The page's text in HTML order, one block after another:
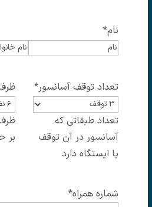
نام*
تعداد توقف آسانسور*
تعداد طبقاتی که
آسانسور در آن توقف
یا ایستگاه دارد
بر
شماره همراه*